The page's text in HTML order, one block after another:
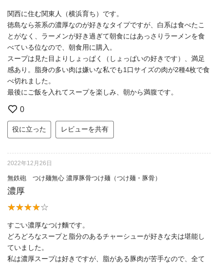
関西に住む関東人（横浜育ち）です。
徳島なら茶系の濃厚なのが好きなタイプですが、白系は食べたこ
とがなく、ラーメンが好き過ぎて朝食にはあっさりラーメンを食
べている位なので、朝食用に購入。
スープは見た目よりしょっぱく（しょっぱいの好きです）、満足
感あり。脂身の多い肉は嫌いな私でも1口サイズの肉が2種4枚で食
べ切れました。
最後にご飯を入れてスープを楽しみ、朝から満腹です。
0
役に立った レビューを共有
2022年12月26日
無鉄砲 つけ麺無心 濃厚豚骨つけ麺（つけ麺・豚骨）
濃厚
すごい濃厚なつけ麵です。
どろどろなスープと脂分のあるチャーシューが好きな夫は堪能し
ていました。
私は濃厚スープは好きですが、脂がある豚肉が苦手なので、全て